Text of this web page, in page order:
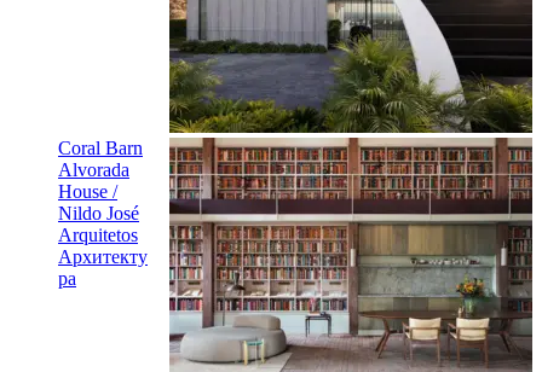
Coral Barn
Alvorada
House /
Nildo José
Arquitetos
Архитекту
ра